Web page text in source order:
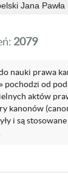
Jana
2079
nauki prawa
pochodzi od
aktów
kanonów
i są